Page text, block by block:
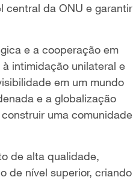
central da ONU e garantir
e a cooperação em
intimidação unilateral e
em um mundo
e a globalização
uma comunidade
de alta qualidade,
de nível superior, criando